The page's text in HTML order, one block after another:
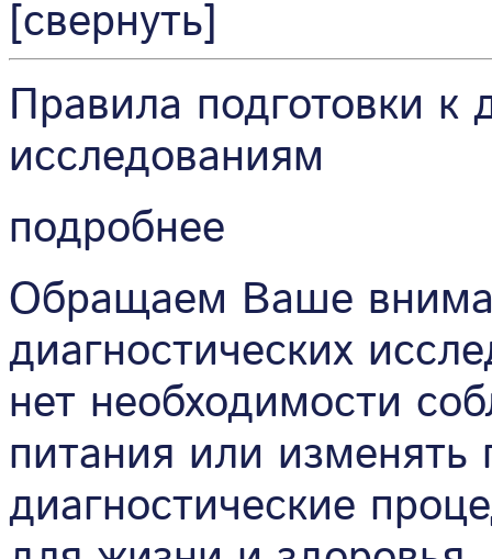
[свернуть]
Правила подготовки к
исследованиям
подробнее
Обращаем Ваше
диагностических
нет необходимости
питания или
диагностические